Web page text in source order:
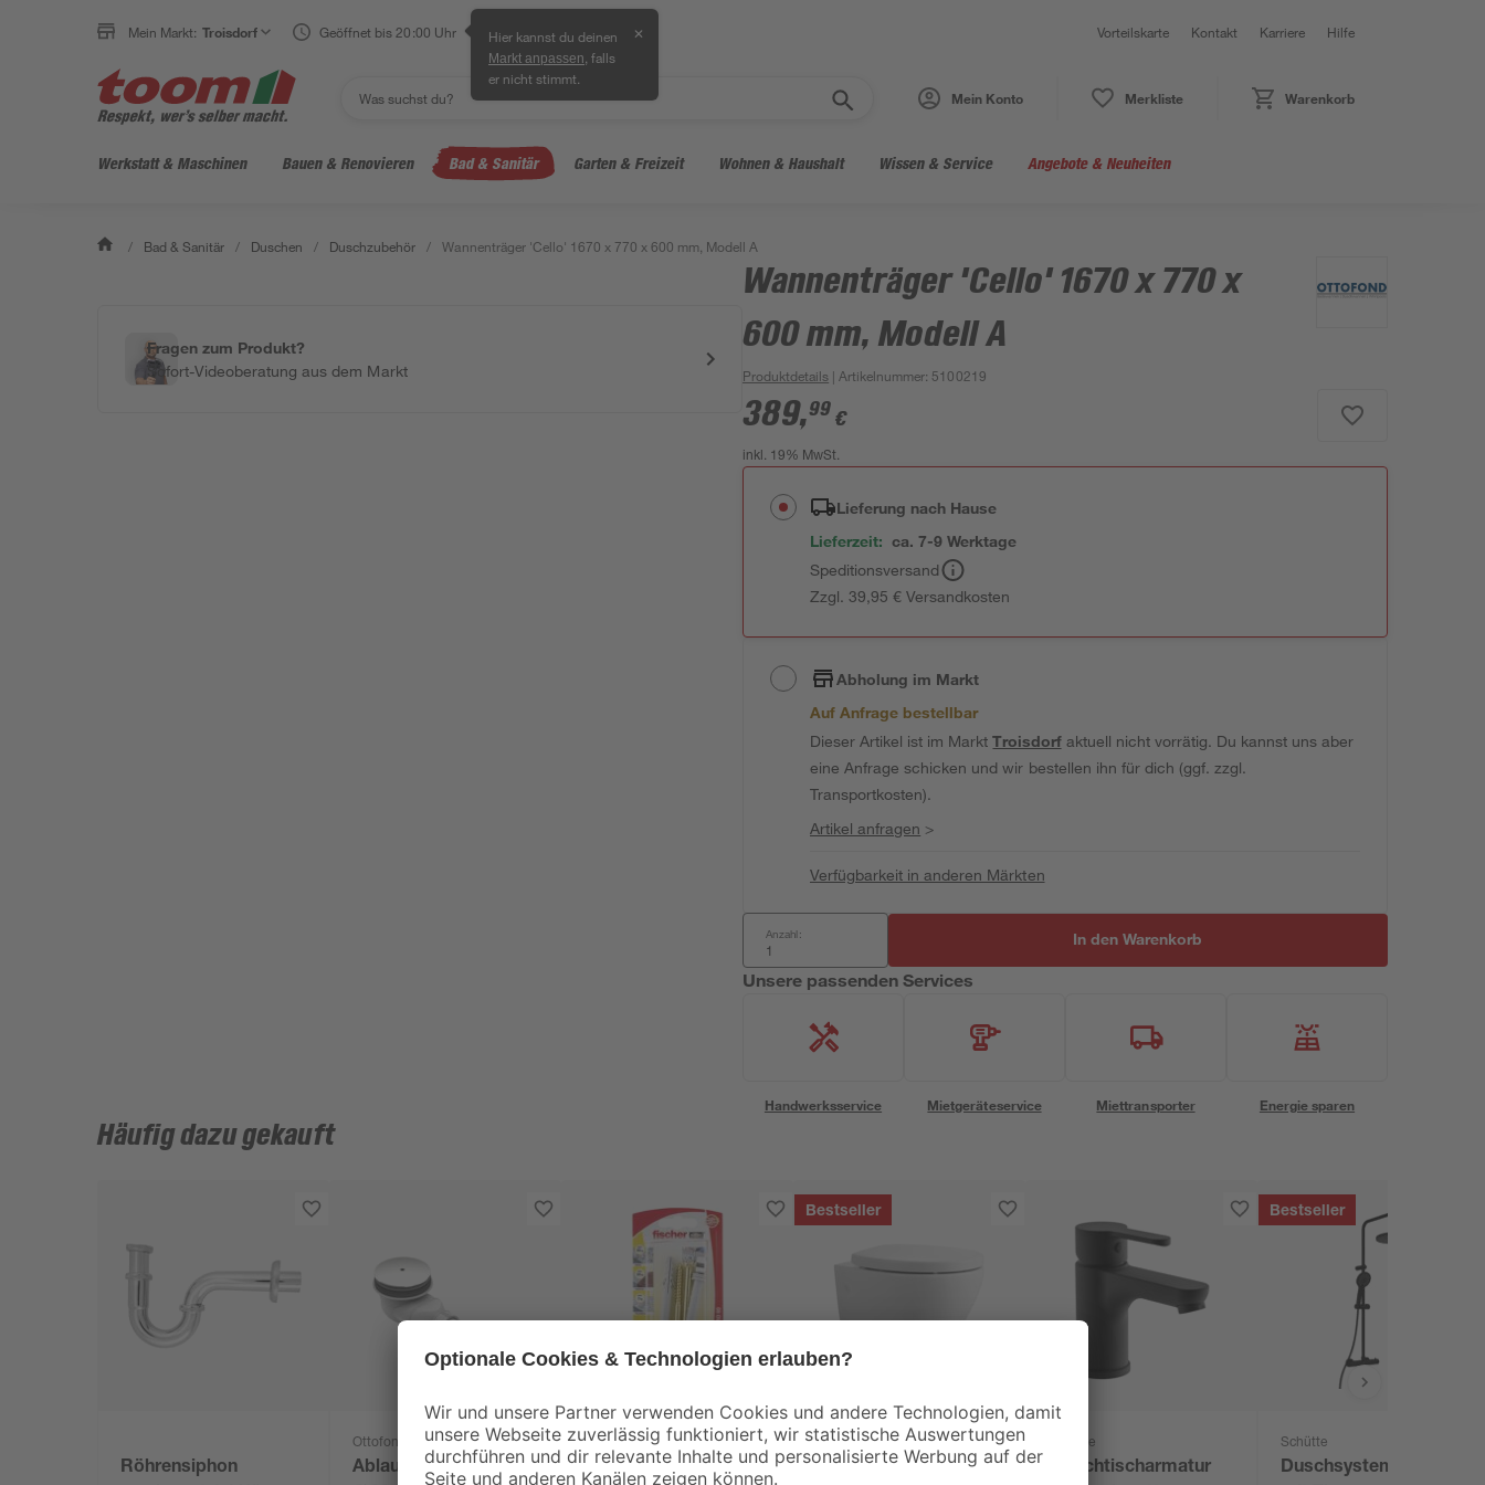
Mein Markt: Troisdorf Geöffnet bis 20:00 Uhr Hier kannst du deinen
Markt anpassen , falls
er nicht stimmt.
✕ Vorteilskarte Kontakt Karriere Hilfe
Mein Konto Merkliste Warenkorb
Werkstatt & Maschinen Bauen & Renovieren Bad & Sanitär Garten & Freizeit Wohnen & Haushalt Wissen & Service Angebote & Neuheiten
/ Bad & Sanitär / Duschen / Duschzubehör / Wannenträger 'Cello' 1670 x 770 x 600 mm, Modell A
Fragen zum Produkt?
Sofort-Videoberatung aus dem Markt
Wannenträger 'Cello' 1670 x 770 x
600 mm, Modell A
Produktdetails | Artikelnummer: 5100219
389,99 €
inkl. 19% MwSt.
Lieferung nach Hause
Lieferzeit: ca. 7-9 Werktage
Speditionsversand
Zzgl. 39,95 € Versandkosten
Abholung im Markt
Auf Anfrage bestellbar
Dieser Artikel ist im MarktTroisdorfaktuell nicht vorrätig. Du kannst uns aber
eine Anfrage schicken und wir bestellen ihn für dich (ggf. zzgl.
Transportkosten).
Artikel anfragen >
Verfügbarkeit in anderen Märkten
Anzahl: In den Warenkorb
Unsere passenden Services
Handwerksservice Mietgeräteservice Miettransporter Energie sparen
Häufig dazu gekauft
Röhrensiphon
Ottofond
Ablaufgarnitur 'Tasso'
Fischer
fischer WC-
Bestseller
Wand-WC
Schütte
Waschtischarmatur
Bestseller
Schütte
Duschsystem 'Adria'